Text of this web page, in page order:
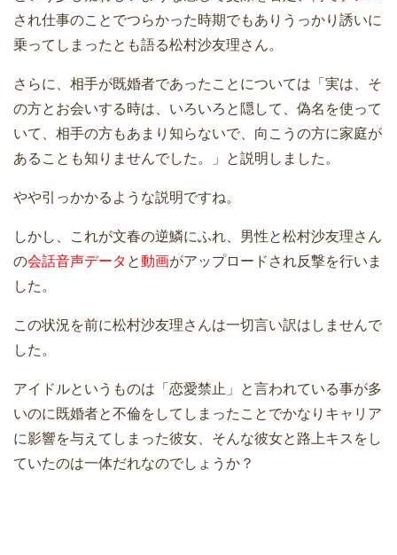
され仕事のことでつらかった時期でもありうっかり誘いに
乗ってしまったとも語る松村沙友理さん。
さらに、相手が既婚者であったことについては「実は、そ
の方とお会いする時は、いろいろと隠して、偽名を使って
いて、相手の方もあまり知らないで、向こうの方に家庭が
あることも知りませんでした。」と説明しました。
やや引っかかるような説明ですね。
しかし、これが文春の逆鱗にふれ、男性と松村沙友理さん
の会話音声データ と動画がアップロードされ反撃を行いま
した。
この状況を前に松村沙友理さんは一切言い訳はしませんで
した。
アイドルというものは「恋愛禁止」と言われている事が多
いのに既婚者と不倫をしてしまったことでかなりキャリア
に影響を与えてしまった彼女、そんな彼女と路上キスをし
ていたのは一体だれなのでしょうか？